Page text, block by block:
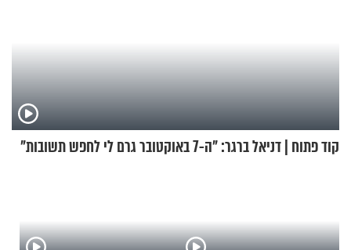
קוד פתוח | דניאל ברגר: "ה-7 באוקטובר גרם לי לחפש תשובות"